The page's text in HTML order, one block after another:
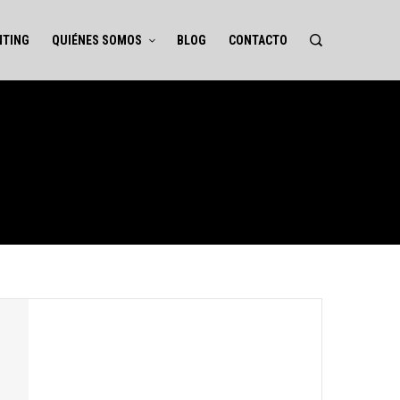
QUIÉNES SOMOS BLOG CONTACTO